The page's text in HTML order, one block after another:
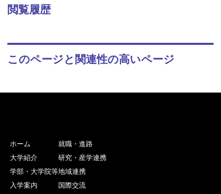
閲覧履歴
このページと関連性の高いページ
ホーム
大学紹介
学部・大学院等
入学案内
就職・進路
研究・産学連携
地域連携
国際交流